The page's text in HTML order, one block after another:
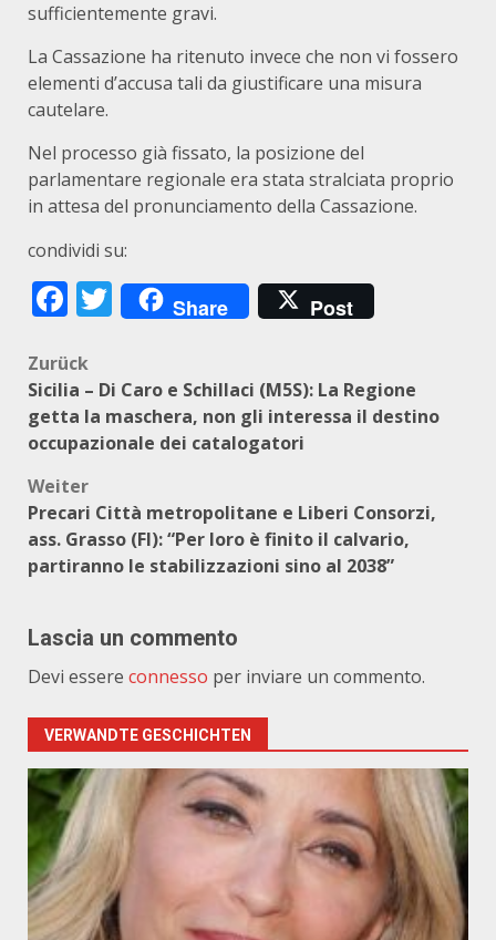
sufficientemente gravi.
La Cassazione ha ritenuto invece che non vi fossero
elementi d’accusa tali da giustificare una misura
cautelare.
Nel processo già fissato, la posizione del
parlamentare regionale era stata stralciata proprio
in attesa del pronunciamento della Cassazione.
condividi su:
Facebook
Twitter
Share Post
Beitragsnavigation
Zurück
Sicilia – Di Caro e Schillaci (M5S): La Regione
getta la maschera, non gli interessa il destino
occupazionale dei catalogatori
Weiter
Precari Città metropolitane e Liberi Consorzi,
ass. Grasso (FI): “Per loro è finito il calvario,
partiranno le stabilizzazioni sino al 2038”
Lascia un commento
Devi essere connesso per inviare un commento.
VERWANDTE GESCHICHTEN